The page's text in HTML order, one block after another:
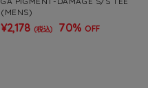
(MENS)
¥2,178 (税込) 70% OFF